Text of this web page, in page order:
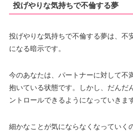
投げやりな気持ちで不倫する夢
投げやりな気持ちで不倫する夢は、不
になる暗示です。
今のあなたは、パートナーに対して不
抱いている状態です。しかし、だんだ
ントロールできるようになっていきま
細かなことが気にならなくなっていく